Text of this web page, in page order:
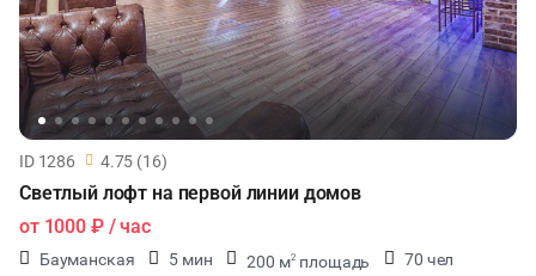
ID 1286 4.75 (16)
Светлый лофт на первой линии домов
от 1000 ₽/ час
Бауманская 5 мин 200 м2 площадь
70 чел